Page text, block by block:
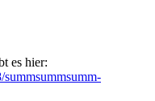
es hier: